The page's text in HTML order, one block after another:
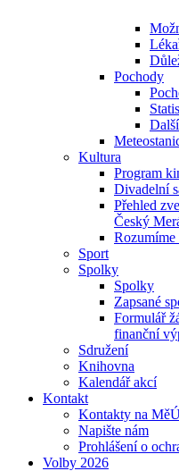
Pochody
Kultura
Program
Divadelní
Přehled
Český
Rozumíme
Sport
Spolky
Spolky
Zapsané
Formulář
finanční
Sdružení
Knihovna
Kalendář akcí
Kontakt
Kontakty na
Napište nám
Prohlášení o
Volby 2026